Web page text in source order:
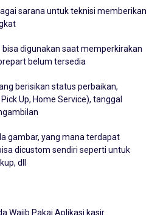
sarana untuk teknisi memberikan
bisa digunakan saat memperkirakan
belum tersedia
berisikan status perbaikan,
Up, Home Service), tanggal
gambar, yang mana terdapat
dicustom sendiri seperti untuk
dll